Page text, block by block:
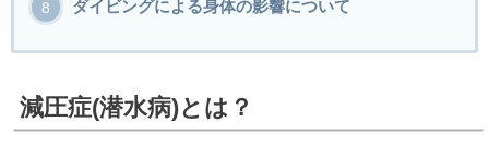
ダイビングによる身体の影響について
減圧症(潜水病)とは？